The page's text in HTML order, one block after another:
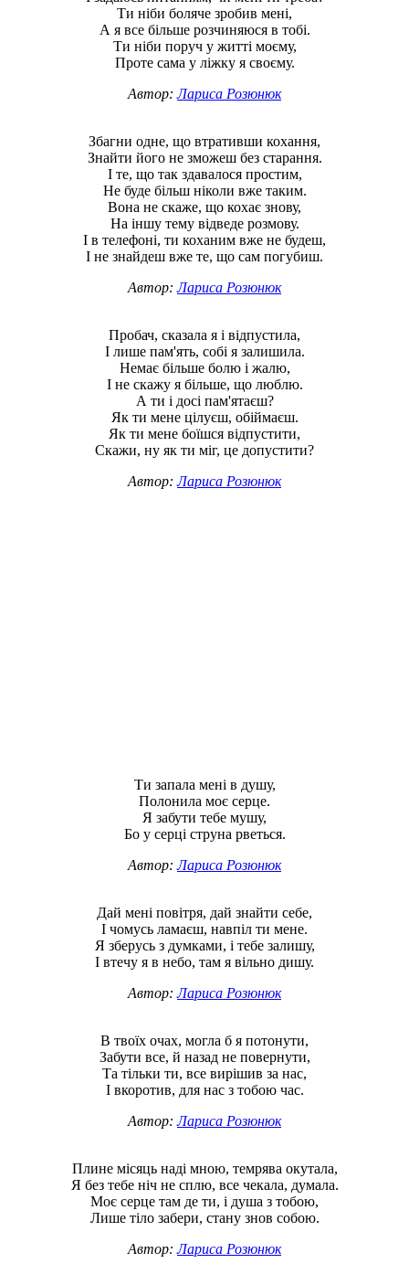
Ти ніби боляче зробив мені,
А я все більше розчиняюся в тобі.
Ти ніби поруч у житті моєму,
Проте сама у ліжку я своєму.
Автор:Лариса Розюнюк
Збагни одне, що втративши кохання,
Знайти його не зможеш без старання.
І те, що так здавалося простим,
Не буде більш ніколи вже таким.
Вона не скаже, що кохає знову,
На іншу тему відведе розмову.
І в телефоні, ти коханим вже не будеш,
І не знайдеш вже те, що сам погубиш.
Автор:Лариса Розюнюк
Пробач, сказала я і відпустила,
І лише пам'ять, собі я залишила.
Немає більше болю і жалю,
І не скажу я більше, що люблю.
А ти і досі пам'ятаєш?
Як ти мене цілуєш, обіймаєш.
Як ти мене боїшся відпустити,
Скажи, ну як ти міг, це допустити?
Автор:Лариса Розюнюк
Ти запала мені в душу,
Полонила моє серце.
Я забути тебе мушу,
Бо у серці струна рветься.
Автор:Лариса Розюнюк
Дай мені повітря, дай знайти себе,
І чомусь ламаєш, навпіл ти мене.
Я зберусь з думками, і тебе залишу,
І втечу я в небо, там я вільно дишу.
Автор:Лариса Розюнюк
В твоїх очах, могла б я потонути,
Забути все, й назад не повернути,
Та тільки ти, все вирішив за нас,
І вкоротив, для нас з тобою час.
Автор:Лариса Розюнюк
Плине місяць наді мною, темрява окутала,
Я без тебе ніч не сплю, все чекала, думала.
Моє серце там де ти, і душа з тобою,
Лише тіло забери, стану знов собою.
Автор:Лариса Розюнюк